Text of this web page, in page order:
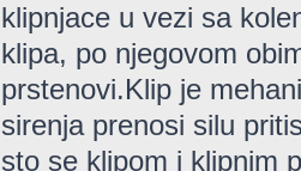
klipnjace u vezi sa
klipa, po njegovom
prstenovi.Klip je
sirenja prenosi silu
sto se klipom i klipnim